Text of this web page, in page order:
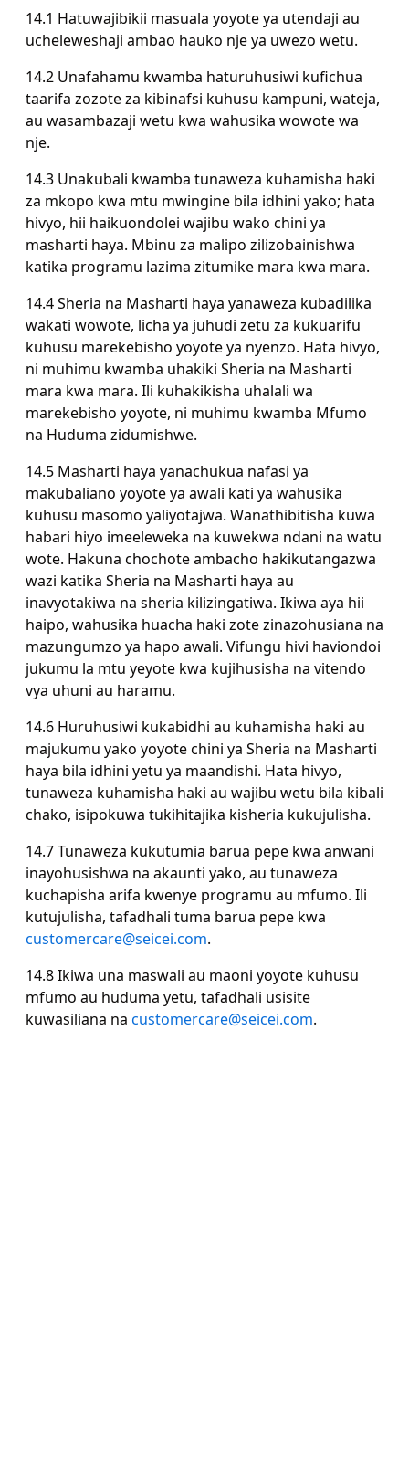
14.1 Hatuwajibikii masuala yoyote ya utendaji au
ucheleweshaji ambao hauko nje ya uwezo wetu.
14.2 Unafahamu kwamba haturuhusiwi kufichua
taarifa zozote za kibinafsi kuhusu kampuni, wateja,
au wasambazaji wetu kwa wahusika wowote wa
nje.
14.3 Unakubali kwamba tunaweza kuhamisha haki
za mkopo kwa mtu mwingine bila idhini yako; hata
hivyo, hii haikuondolei wajibu wako chini ya
masharti haya. Mbinu za malipo zilizobainishwa
katika programu lazima zitumike mara kwa mara.
14.4 Sheria na Masharti haya yanaweza kubadilika
wakati wowote, licha ya juhudi zetu za kukuarifu
kuhusu marekebisho yoyote ya nyenzo. Hata hivyo,
ni muhimu kwamba uhakiki Sheria na Masharti
mara kwa mara. Ili kuhakikisha uhalali wa
marekebisho yoyote, ni muhimu kwamba Mfumo
na Huduma zidumishwe.
14.5 Masharti haya yanachukua nafasi ya
makubaliano yoyote ya awali kati ya wahusika
kuhusu masomo yaliyotajwa. Wanathibitisha kuwa
habari hiyo imeeleweka na kuwekwa ndani na watu
wote. Hakuna chochote ambacho hakikutangazwa
wazi katika Sheria na Masharti haya au
inavyotakiwa na sheria kilizingatiwa. Ikiwa aya hii
haipo, wahusika huacha haki zote zinazohusiana na
mazungumzo ya hapo awali. Vifungu hivi haviondoi
jukumu la mtu yeyote kwa kujihusisha na vitendo
vya uhuni au haramu.
14.6 Huruhusiwi kukabidhi au kuhamisha haki au
majukumu yako yoyote chini ya Sheria na Masharti
haya bila idhini yetu ya maandishi. Hata hivyo,
tunaweza kuhamisha haki au wajibu wetu bila kibali
chako, isipokuwa tukihitajika kisheria kukujulisha.
14.7 Tunaweza kukutumia barua pepe kwa anwani
inayohusishwa na akaunti yako, au tunaweza
kuchapisha arifa kwenye programu au mfumo. Ili
kutujulisha, tafadhali tuma barua pepe kwa
customercare@seicei.com.
14.8 Ikiwa una maswali au maoni yoyote kuhusu
mfumo au huduma yetu, tafadhali usisite
kuwasiliana na customercare@seicei.com.